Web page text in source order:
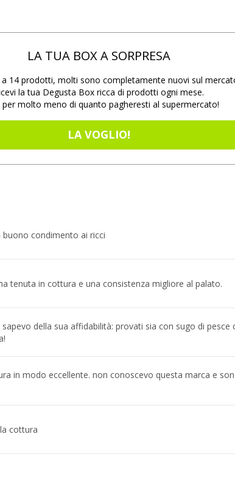
LA TUA BOX A SORPRESA
a 14 prodotti, molti sono completamente nuovi sul
la tua Degusta Box ricca di prodotti ogni mese.
molto meno di quanto pagheresti al supermercato!
LA VOGLIO!
condimento ai ricci
tenuta in cottura e una consistenza migliore al palato.
della sua affidabilità: provati sia con sugo di pesce
in modo eccellente. non conoscevo questa marca e
cottura